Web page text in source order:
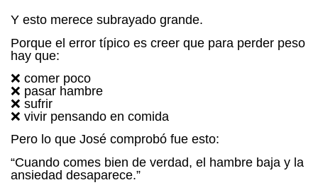
Y esto merece subrayado grande.
Porque el error típico es creer que para perder peso
hay que:
❌ comer poco
❌ pasar hambre
❌ sufrir
❌ vivir pensando en comida
Pero lo que José comprobó fue esto:
“Cuando comes bien de verdad, el hambre baja y la
ansiedad desaparece.”